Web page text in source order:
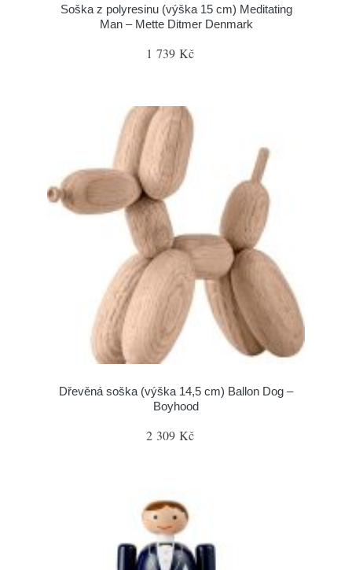
Soška z polyresinu (výška 15 cm) Meditating
Man – Mette Ditmer Denmark
1 739 Kč
Dřevěná soška (výška 14,5 cm) Ballon Dog –
Boyhood
2 309 Kč